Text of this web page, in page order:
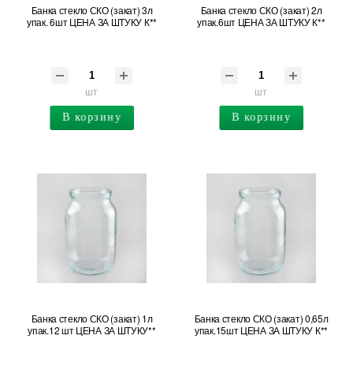
Банка стекло СКО (закат) 3л
упак. 6шт ЦЕНА ЗА ШТУКУ К**
шт
В корзину
Банка стекло СКО (закат) 2л
упак.6шт ЦЕНА ЗА ШТУКУ К**
шт
В корзину
Банка стекло СКО (закат) 1л
упак.12 шт ЦЕНА ЗА ШТУКУ**
Банка стекло СКО (закат) 0,65л
упак.15шт ЦЕНА ЗА ШТУКУ К**